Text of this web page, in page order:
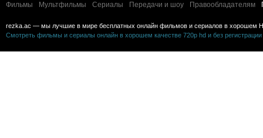
Фильмы Мультфильмы Сериалы Передачи и шоу Правообладателям
rezka.ac — мы лучшие в мире бесплатных онлайн фильмов и сериалов в хорошем
Смотреть фильмы и сериалы онлайн в хорошем качестве 720p hd и без